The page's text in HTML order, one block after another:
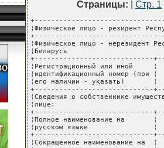
Страницы: | Стр. 1
+-----------------------------------------------+-------------+-----------+
¦Физическое лицо - резидент Республики Беларусь ¦             ¦           ¦
+-----------------------------------------------+-------------+-----------+
¦Физическое лицо - нерезидент Республики        ¦             ¦           ¦
¦Беларусь                                       ¦             ¦           ¦
+-----------------------------+-----------------+-------------+-----------+
¦Регистрационный или иной     ¦                                           ¦
¦идентификационный номер (при ¦                                           ¦
¦его наличии - указать)       ¦                                           ¦
+-----------------------------+-------------------------------------------+
¦Сведения о собственнике имущества (учредителе, участнике) - юридическом  ¦
¦лице:                                                                    ¦
+-----------------------------+-------------------------------------------+
¦Полное наименование на       ¦                                           ¦
¦русском языке                ¦                                           ¦
+-----------------------------+-------------------------------------------+
¦Сокращенное наименование на  ¦                                           ¦
¦русском языке                ¦                                           ¦
+-----------------------------+-------------------------------------------+
¦Полное наименование на       ¦                                           ¦
¦белорусском языке (при его   ¦                                           ¦
¦наличии)                     ¦                                           ¦
+-----------------------------+-------------------------------------------+
¦Сокращенное наименование на  ¦                                           ¦
¦белорусском языке (при его   ¦                                           ¦
¦наличии)                     ¦                                           ¦
+-----------------------------+-------------------------------------------+
¦Полное наименование на       ¦                                           ¦
¦иностранном языке (при его   ¦                                           ¦
¦наличии)                     ¦                                           ¦
+-----------------------------+-------------------------------------------+
¦Сокращенное наименование на  ¦                                           ¦
¦иностранном языке (при его   ¦                                           ¦
¦наличии)                     ¦                                           ¦
+-----------------------------+-------------------------------------------+
¦Размер уставного фонда                                                   ¦
+----------+------------------+---------+---------------------------------+
¦          ¦                  ¦         ¦           Вид валюты            ¦
¦Вид вклада¦ Отметить нужное  ¦  Сумма  +-----------+---------------------+
¦          ¦                  ¦(указать)¦белорусский¦ доллар США - только ¦
¦          ¦                  ¦         ¦   рубль   ¦   для иностранных   ¦
¦          ¦                  ¦         ¦           ¦     инвесторов      ¦
+----------+------------------+---------+-----------+---------------------+
¦Денежный  ¦                  ¦         ¦           ¦                     ¦
+----------+------------------+---------+-----------+---------------------+
¦Неденежный¦                  ¦         ¦           ¦                     ¦
+----------+------------------+---------+-----------+---------------------+
¦Всего                        ¦                                           ¦
+-----------------------------+-------------------------------------------+
¦Страна происхождения         ¦                                           ¦
¦инвестиций (для              ¦                                           ¦
¦собственников имущества      ¦                                           ¦
¦(учредителей, участников)    ¦                                           ¦
¦коммерческих организаций с   ¦                                           ¦
¦иностранными